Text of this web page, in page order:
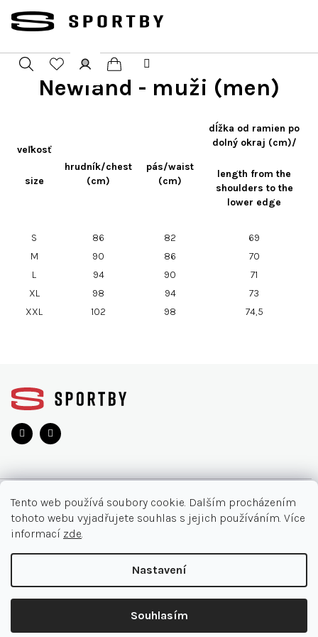
Tento web používá soubory cookie. Dalším procházením
tohoto webu vyjadřujete souhlas s jejich používáním. Více
informací zde.
Nastavení
Souhlasím
obsah
Hledat PřihlášeníNákupní
Newland - muži (men)
veľkosť
size
hrudník/chest
(cm)
pás/waist
(cm)
dĺžka od ramien po
dolný okraj (cm)/
length from the
shoulders to the
lower edge
S 86 82
69
M
90 86
70
L
94 90
71
XL
98 94
73
XXL
102 98 74,5
O NÁKUPU
Akce
Nejčastější otázky
Doručení a platby
INFORMACE
Kontakt
Obchodní podmínky
+420 905 33 22 11
Shoptet Premium | mime digital